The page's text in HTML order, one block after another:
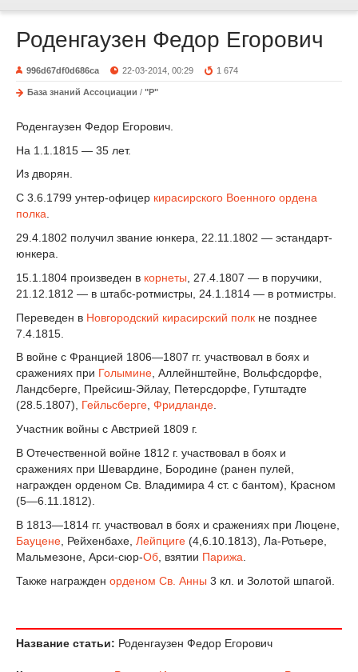
Роденгаузен Федор Егорович
996d67df0d686ca 22-03-2014, 00:29 1 674
База знаний Ассоциации / "Р"
Роденгаузен Федор Егорович.
На 1.1.1815 — 35 лет.
Из дворян.
С 3.6.1799 унтер-офицер кирасирского Военного ордена
полка
29.4.1802 получил звание юнкера, 22.11.1802 — эстандарт-
юнкера.
15.1.1804 произведен в корнеты , 27.4.1807 — в поручики,
21.12.1812 — в штабс-ротмистры, 24.1.1814 — в ротмистры.
Переведен в Новгородский кирасирский полк не позднее
7.4.1815.
В войне с Францией 1806—1807 гг. участвовал в боях и
сражениях при Голымине, Аллейнштейне, Вольфсдорфе,
Ландсберге, Прейсиш-Эйлау, Петерсдорфе, Гутштадте
(28.5.1807), Гейльсберге, Фридланде.
Участник войны с Австрией 1809 г.
В Отечественной войне 1812 г. участвовал в боях и
сражениях при Шевардине, Бородине (ранен пулей,
награжден орденом Св. Владимира 4 ст. с бантом), Красном
(5—6.11.1812).
В 1813—1814 гг. участвовал в боях и сражениях при Люцене,
Бауцене , Рейхенбахе, Лейпциге (4,6.10.1813), Ла-Ротьере,
Мальмезоне, Арси-сюр-Об , взятии Парижа
Также награжден орденом Св. Анны 3 кл. и Золотой шпагой.
Название статьи: Роденгаузен Федор Егорович